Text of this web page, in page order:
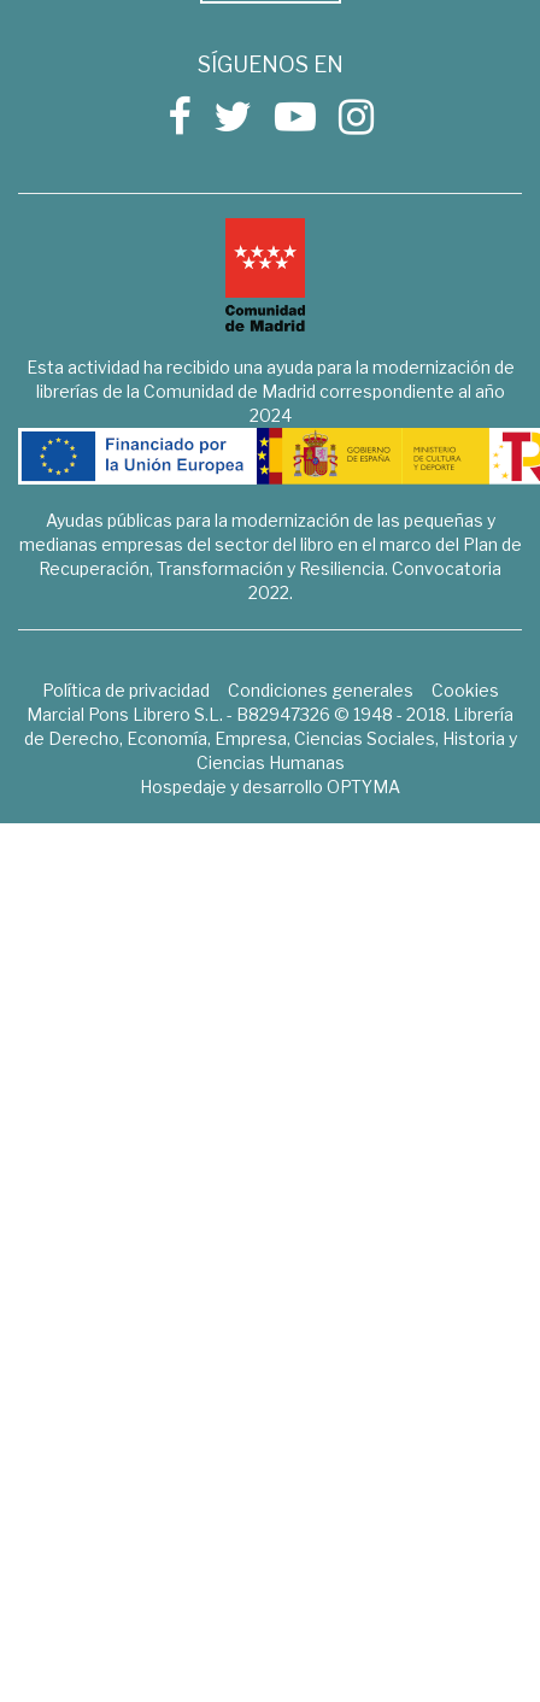
SÍGUENOS EN
Esta actividad ha recibido una ayuda para la modernización de
librerías de la Comunidad de Madrid correspondiente al año
2024
Ayudas públicas para la modernización de las pequeñas y
medianas empresas del sector del libro en el marco del Plan de
Recuperación, Transformación y Resiliencia. Convocatoria
2022.
Política de privacidad Condiciones generales
Cookies
Marcial Pons Librero S.L. - B82947326 © 1948 - 2018. Librería
de Derecho, Economía, Empresa, Ciencias Sociales, Historia y
Ciencias Humanas
Hospedaje y desarrollo OPTYMA